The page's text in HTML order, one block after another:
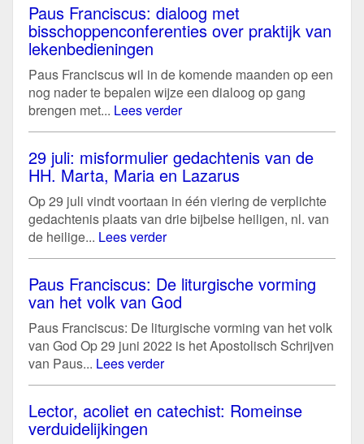
Paus Franciscus: dialoog met
bisschoppenconferenties over praktijk van
lekenbedieningen
Paus Franciscus wil in de komende maanden op een
nog nader te bepalen wijze een dialoog op gang
brengen met... Lees verder
29 juli: misformulier gedachtenis van de
HH. Marta, Maria en Lazarus
Op 29 juli vindt voortaan in één viering de verplichte
gedachtenis plaats van drie bijbelse heiligen, nl. van
de heilige... Lees verder
Paus Franciscus: De liturgische vorming
van het volk van God
Paus Franciscus: De liturgische vorming van het volk
van God Op 29 juni 2022 is het Apostolisch Schrijven
van Paus... Lees verder
Lector, acoliet en catechist: Romeinse
verduidelijkingen